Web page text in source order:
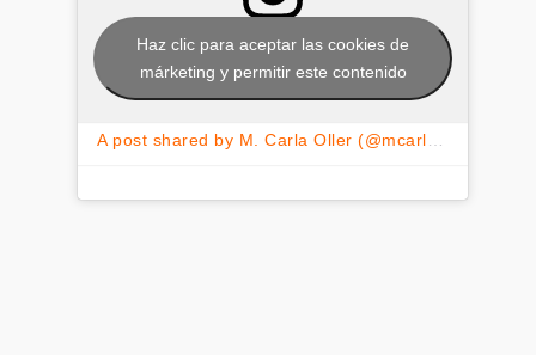
Haz clic para aceptar las cookies de
márketing y permitir este contenido